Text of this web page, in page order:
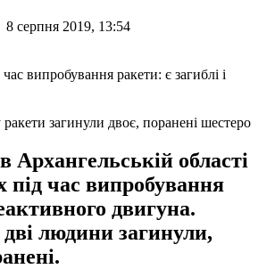
серпня 2019, 13:54
ракети загинули двоє, поранені шестеро
Архангельській області
під час випробування
двигуна.
людини загинули,